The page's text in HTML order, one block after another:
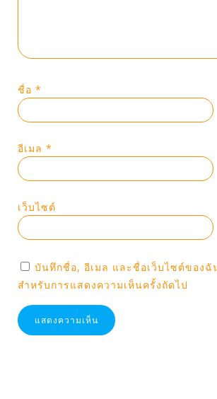
ชื่อ *
อีเมล *
เว็บไซต์
บันทึกชื่อ, อีเมล และชื่อเว็บไซต์ของฉั
สำหรับการแสดงความเห็นครั้งถัดไป